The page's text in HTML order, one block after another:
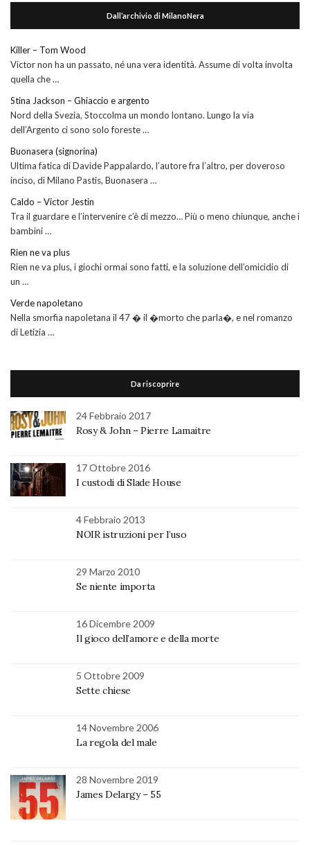
Dall’archivio di MilanoNera
Killer – Tom Wood
Victor non ha un passato, né una vera identità. Assume di volta involta
quella che …
Stina Jackson – Ghiaccio e argento
Nord della Svezia, Stoccolma un mondo lontano. Lungo la via
dell’Argento ci sono solo foreste …
Buonasera (signorina)
Ultima fatica di Davide Pappalardo, l’autore fra l’altro, per doveroso
inciso, di Milano Pastis, Buonasera …
Caldo – Victor Jestin
Tra il guardare e l’intervenire c’è di mezzo… Più o meno chiunque, anche i
bambini …
Rien ne va plus
Rien ne va plus, i giochi ormai sono fatti, e la soluzione dell’omicidio di
un …
Verde napoletano
Nella smorfia napoletana il 47 � il �morto che parla�, e nel romanzo
di Letizia …
Da riscoprire
24 Febbraio 2017
Rosy & John – Pierre Lamaitre
17 Ottobre 2016
I custodi di Slade House
4 Febbraio 2013
NOIR istruzioni per l’uso
29 Marzo 2010
Se niente importa
16 Dicembre 2009
Il gioco dell’amore e della morte
5 Ottobre 2009
Sette chiese
14 Novembre 2006
La regola del male
28 Novembre 2019
James Delargy – 55